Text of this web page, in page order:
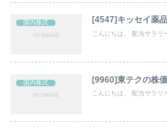
国内株式 [4547]キッセイ薬
こんにちは。 配当サラリ
国内株式 [9960]東テクの株
こんにちは。 配当サラリ